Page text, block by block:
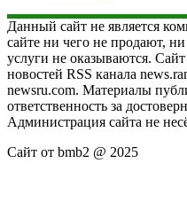
Данный сайт не является
сайте ни чего не продают,
услуги не оказываются.
новостей RSS канала
newsru.com. Материалы
ответственность за
Администрация сайта не
Сайт от bmb2 @ 2025